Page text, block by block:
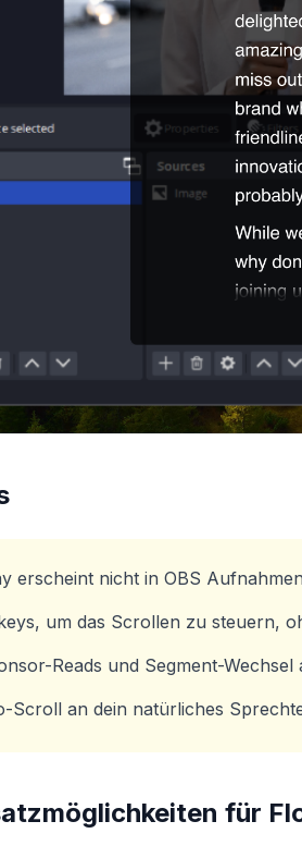
erscheint nicht in OBS
um das Scrollen zu steuern,
Reads und Segment-
Scroll an dein natürliches
für